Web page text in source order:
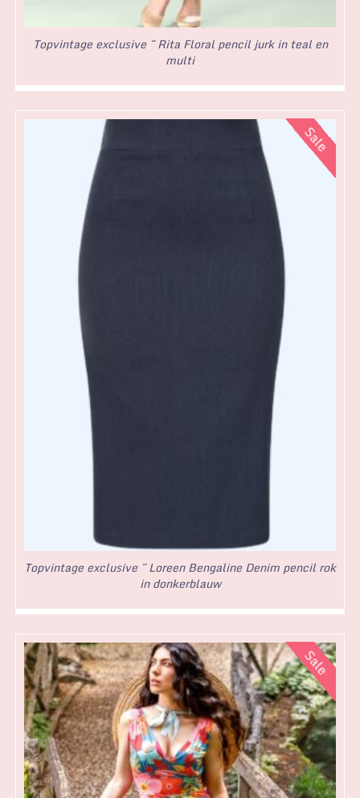
Topvintage exclusive ~ Rita Floral pencil jurk in teal en
multi
Topvintage exclusive ~ Loreen Bengaline Denim pencil rok
in donkerblauw